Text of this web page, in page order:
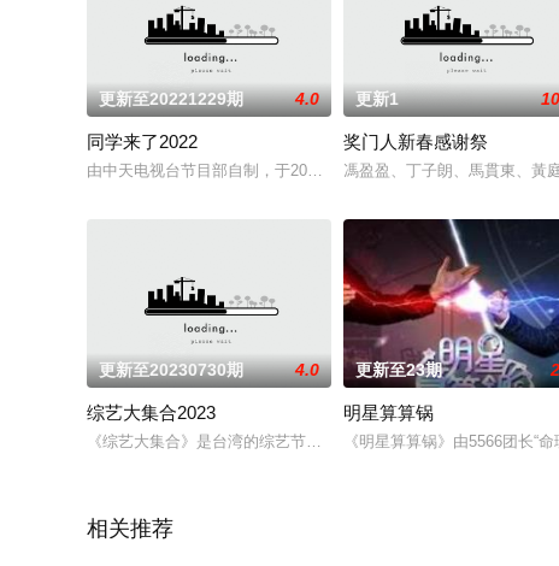
更新至20221229期 4.0
同学来了2022
由中天电视台节目部自制，于2020年9月17日首录，于2020年10月
更新1
奖门人新春感谢祭
馮盈盈、丁子朗、馬貫東、黃
更新至20230730期 4.0
综艺大集合2023
《综艺大集合》是台湾的综艺节目，于2001年11月11日在民视首
更新至23期
明星算算锅
《明星算算锅》由5566团长“
相关推荐